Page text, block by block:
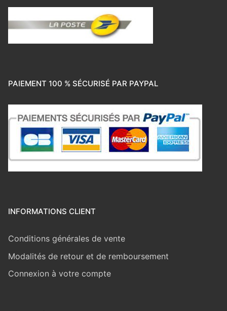
PAIEMENT 100 % SÉCURISÉ PAR PAYPAL
INFORMATIONS CLIENT
Conditions générales de vente
Modalités de retour et de remboursement
Connexion à votre compte